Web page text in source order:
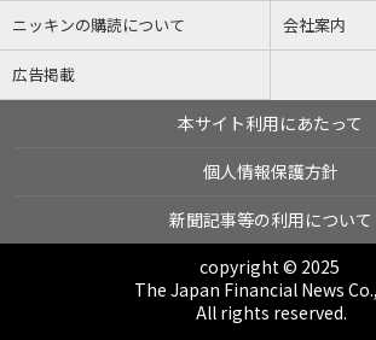
ニッキンの購読について 会社案内
広告掲載
本サイト利用にあたって
個人情報保護方針
新聞記事等の利用について
copyright © 2025
The Japan Financial News
All rights reserved.